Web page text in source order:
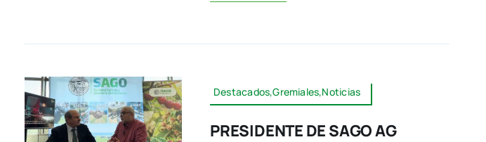
Destacados,Gremiales,Noticias
PRESIDENTE DE SAGO AG